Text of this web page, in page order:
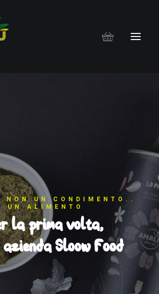
NON U N C O N D M E NT O . .
UN ALI M E N T O
rlaprimavolta,
aziendaSloowFood